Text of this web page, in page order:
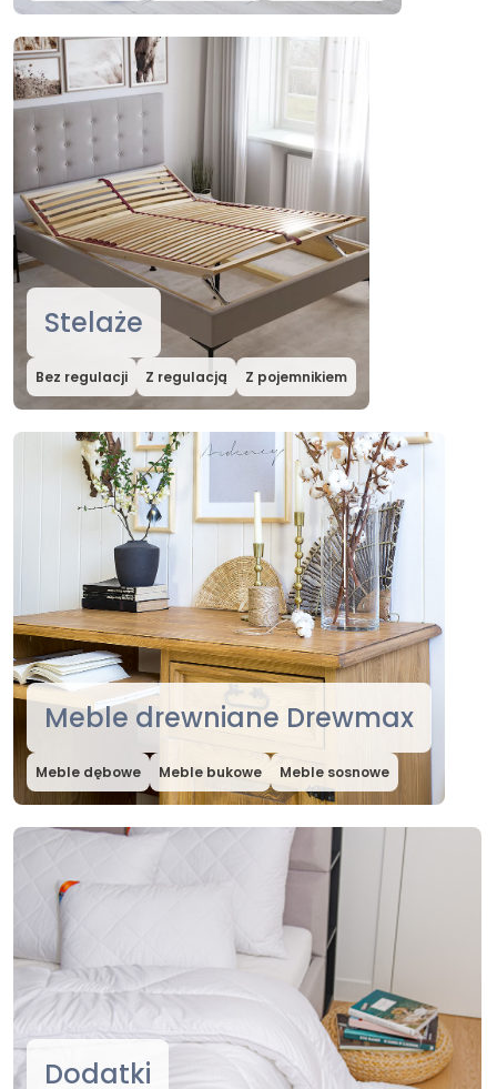
Stelaże
Bez regulacji Z regulacją Z pojemnikiem
Meble drewniane Drewmax
Meble dębowe Meble bukowe Meble sosnowe
Dodatki